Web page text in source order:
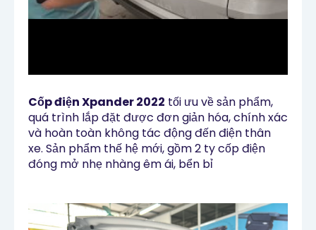
Cốp điện Xpander 2022 tối ưu về sản phẩm,
quá trình lắp đặt được đơn giản hóa, chính xác
và hoàn toàn không tác động đến điện thân
xe. Sản phẩm thế hệ mới, gồm 2 ty cốp điện
đóng mở nhẹ nhàng êm ái, bển bỉ